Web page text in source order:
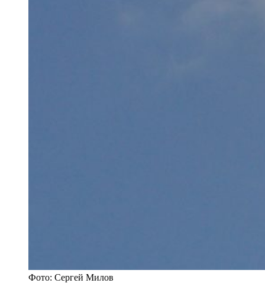
Фото: Сергей Милов